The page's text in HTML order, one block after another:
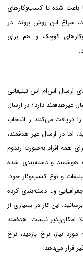
باعث شده تا کسب‌و‌کار‌های
سراغ این روش بروند. در
کوچک و هم برای
ارسال اس‌ام اس تبلیغاتی
غیرهدفمند دارد؟ در ارسال
دریافت می‌کنند را انتخاب
اما در ارسال غیر هدفمند،
همه افراد به‌صورت رندوم
هوشمند و دسته‌بندی شده
و نوع کسب‌و‌کار خود،
و… دسته‌بندی کرده
این کار در بسیاری از
امکان‌پذیر نیست. هدفمند
نیاز، نرخ بازدید، نرخ
قرار می‌دهد.